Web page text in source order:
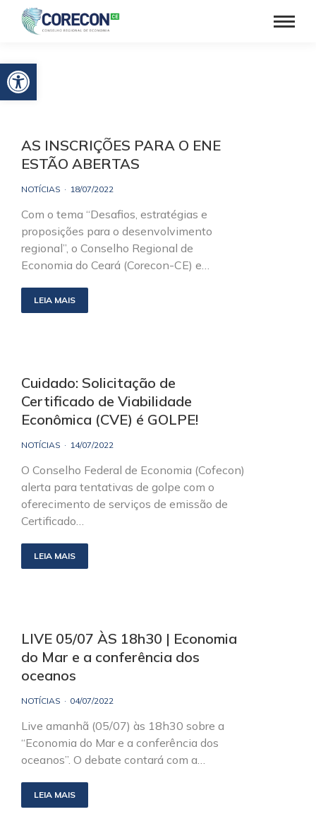
Barra de Ferramentas Aberta
AS INSCRIÇÕES PARA O ENE
ESTÃO ABERTAS
NOTÍCIAS 18/07/2022
Com o tema “Desafios, estratégias e
proposições para o desenvolvimento
regional”, o Conselho Regional de
Economia do Ceará (Corecon-CE) e…
LEIA MAIS
Cuidado: Solicitação de
Certificado de Viabilidade
Econômica (CVE) é GOLPE!
NOTÍCIAS 14/07/2022
O Conselho Federal de Economia (Cofecon)
alerta para tentativas de golpe com o
oferecimento de serviços de emissão de
Certificado…
LEIA MAIS
LIVE 05/07 ÀS 18h30 | Economia
do Mar e a conferência dos
oceanos
NOTÍCIAS 04/07/2022
Live amanhã (05/07) às 18h30 sobre a
“Economia do Mar e a conferência dos
oceanos”. O debate contará com a…
LEIA MAIS